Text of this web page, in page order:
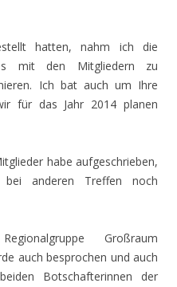
hatten, nahm ich die
mit den Mitgliedern zu
Ich bat auch um Ihre
für das Jahr 2014 planen
habe aufgeschrieben,
anderen Treffen noch
Großraum
auch besprochen und auch
Botschafterinnen der